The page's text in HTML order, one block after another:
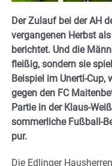
Der Zulauf bei der AH
vergangenen Herbst
berichtet. Und die
fleißig, sondern sie
Beispiel im Unertl-
gegen den FC
Partie in der Klaus-
sommerliche Fußball-
pur.
Die Edlinger